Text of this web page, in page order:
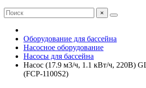
×
Оборудование для бассейна
Насосное оборудование
Насосы для бассейна
Насос (17.9 м3/ч, 1.1 кВт/ч, 220В)
(FCP-1100S2)